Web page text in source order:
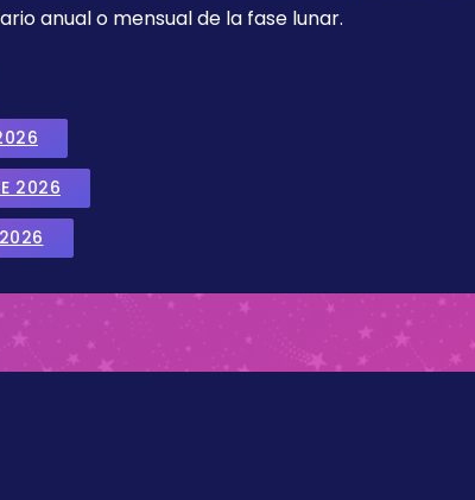
anual o mensual de la fase lunar.
2026